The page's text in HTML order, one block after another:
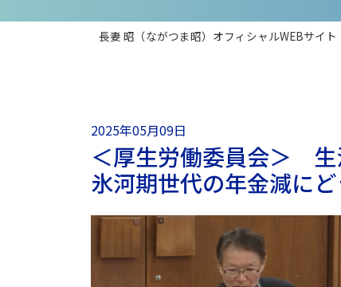
長妻 昭（ながつま昭）オフィシャルWEBサイト
2025年05月09日
＜厚生労働委員会＞
氷河期世代の年金減に